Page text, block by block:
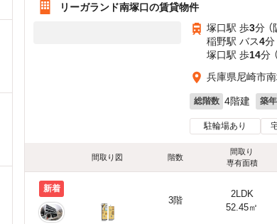
リーガランド南塚口の賃貸物件
塚口駅 歩3分
稲野駅 バス4分
塚口駅 歩14分
兵庫県尼崎市
総階数 4階建 築
駐輪場あり
間取り図 階数
間取り
専有面積
新着
3階
2LDK
52.45㎡